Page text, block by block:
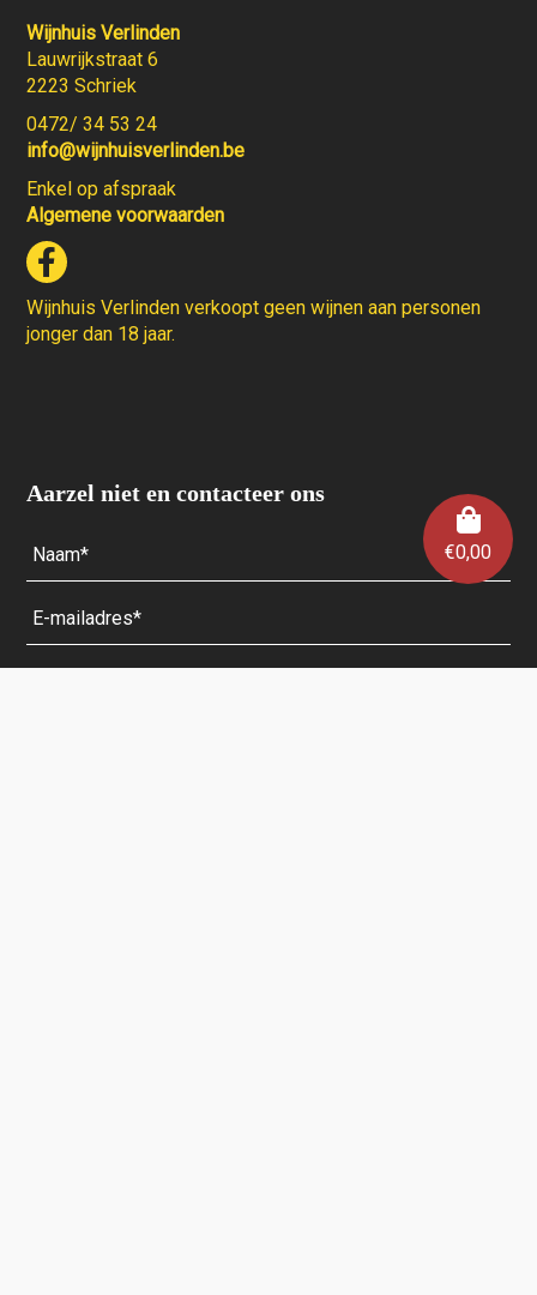
€0,00
Wijnhuis Verlinden
Lauwrijkstraat 6
2223 Schriek
0472/ 34 53 24
info@wijnhuisverlinden.be
Enkel op afspraak
Algemene voorwaarden
Wijnhuis Verlinden verkoopt geen wijnen aan personen
jonger dan 18 jaar.
Aarzel niet en contacteer ons